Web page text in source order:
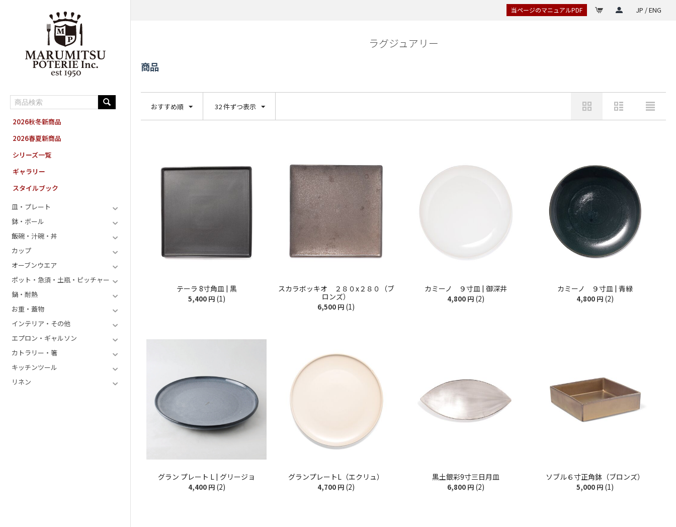
MARUMITSU POTERIE ORDER SYSTEM JP / ENG
当ページのマニュアルPDF
2026秋冬新商品
2026春夏新商品
シリーズ一覧
ギャラリー
スタイルブック
皿・プレート
鉢・ボール
飯碗・汁碗・丼
カップ
オーブンウエア
ポット・急須・土瓶・ピッチャー
鍋・耐熱
お重・蓋物
インテリア・その他
エプロン・ギャルソン
カトラリー・箸
キッチンツール
リネン
ラグジュアリー
商品
おすすめ順 32 件ずつ表示
テーラ 8寸角皿 | 黒
5,400 円 (1)
スカラボッキオ ２８０x２８０（ブ
ロンズ）
6,500 円 (1)
カミーノ ９寸皿 | 御深井
4,800 円 (2)
カミーノ ９寸皿 | 青緑
4,800 円 (2)
グラン プレート L | グリージョ
4,400 円 (2)
グランプレートL（エクリュ）
4,700 円 (2)
黒土銀彩9寸三日月皿
6,800 円 (2)
ソブル６寸正角鉢（ブロンズ）
5,000 円 (1)